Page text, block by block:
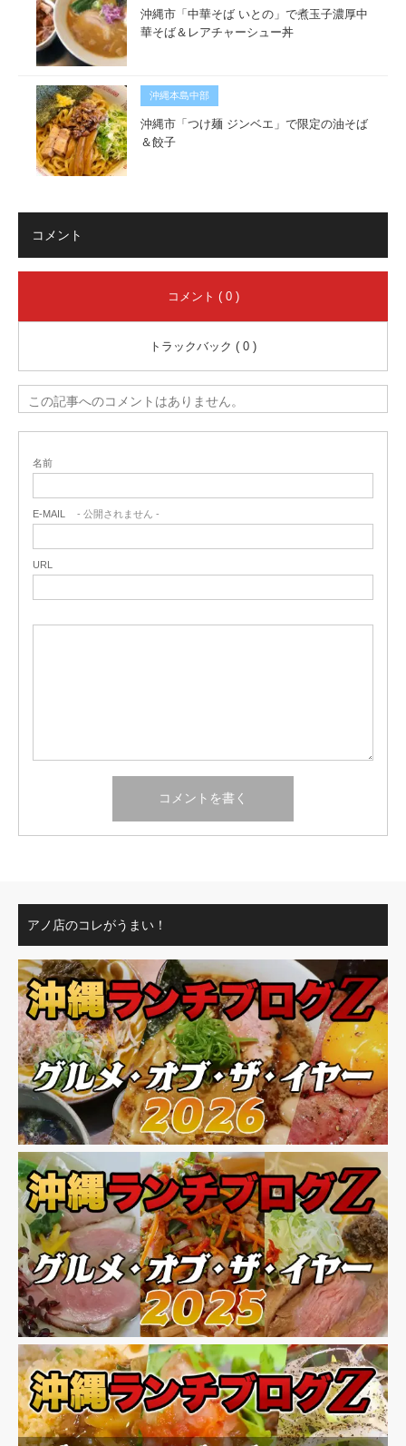
沖縄市「中華そば いとの」で煮玉子濃厚中
華そば＆レアチャーシュー丼
沖縄本島中部
沖縄市「つけ麺 ジンベエ」で限定の油そば
＆餃子
コメント
コメント ( 0 )
トラックバック ( 0 )
この記事へのコメントはありません。
名前
E-MAIL - 公開されません -
URL
アノ店のコレがうまい！